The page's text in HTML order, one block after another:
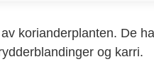
korianderplanten. De
og karri.